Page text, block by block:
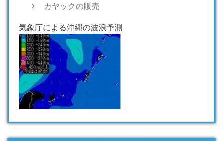
カヤックの販売
気象庁による沖縄の波浪予測